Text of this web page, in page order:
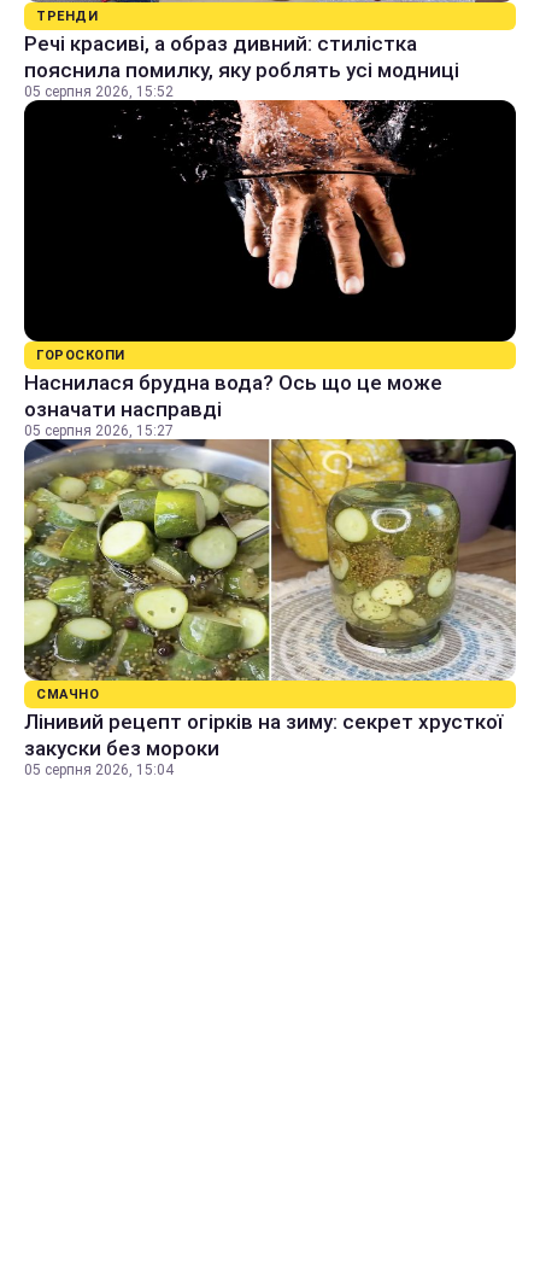
ТРЕНДИ
Речі красиві, а образ дивний: стилістка
пояснила помилку, яку роблять усі модниці
05 серпня 2026, 15:52
ГОРОСКОПИ
Наснилася брудна вода? Ось що це може
означати насправді
05 серпня 2026, 15:27
СМАЧНО
Лінивий рецепт огірків на зиму: секрет хрусткої
закуски без мороки
05 серпня 2026, 15:04